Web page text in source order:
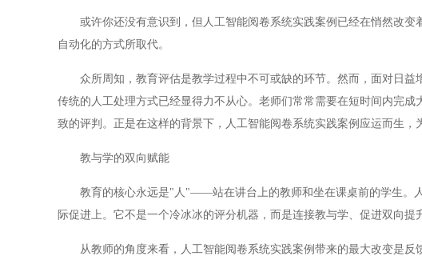
或许你还没有意识到，但人工智能阅卷系统实践案例已经在悄然改变
自动化的方式所取代。
众所周知，教育评估是教学过程中不可或缺的环节。然而，面对日益
传统的人工处理方式已经显得力不从心。老师们常常需要在短时间内完
致的评判。正是在这样的背景下，人工智能阅卷系统实践案例应运而生，
教与学的双向赋能
教育的核心永远是"人"——站在讲台上的教师和坐在课桌前的学生。人
际促进上。它不是一个冷冰冰的评分机器，而是连接教与学、促进双向提
从教师的角度来看，人工智能阅卷系统实践案例带来的最大改变是反